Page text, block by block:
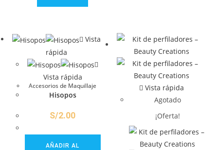
Vista
rápida
Vista rápida
Accesorios de Maquillaje
Hisopos
S/2.00
AÑADIR AL
Vista rápida
Agotado
¡Oferta!